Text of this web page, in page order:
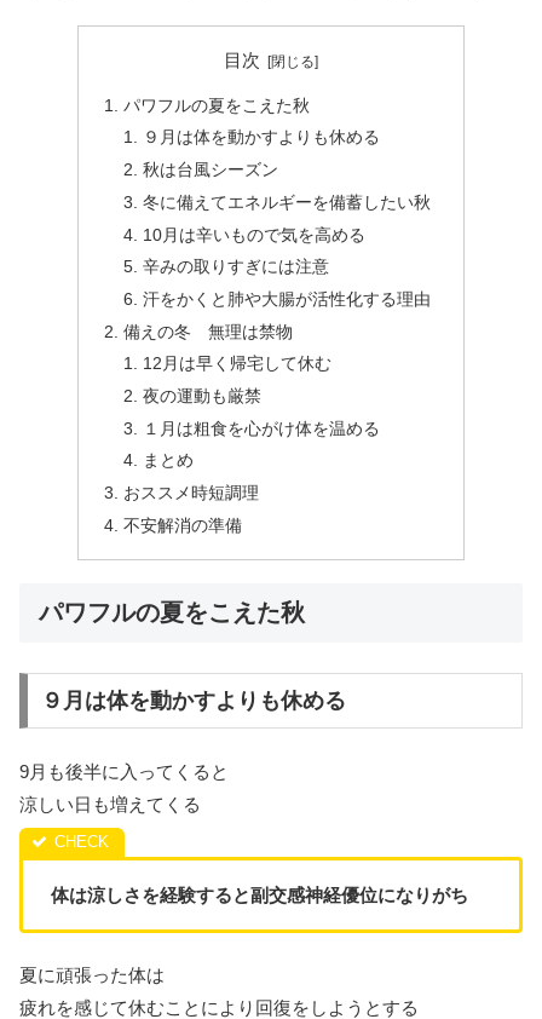
目次
パワフルの夏をこえた秋
９月は体を動かすよりも休める
秋は台風シーズン
冬に備えてエネルギーを備蓄したい秋
10月は辛いもので気を高める
辛みの取りすぎには注意
汗をかくと肺や大腸が活性化する理由
備えの冬 無理は禁物
12月は早く帰宅して休む
夜の運動も厳禁
１月は粗食を心がけ体を温める
まとめ
おススメ時短調理
不安解消の準備
パワフルの夏をこえた秋
９月は体を動かすよりも休める
9月も後半に入ってくると
涼しい日も増えてくる
体は涼しさを経験すると副交感神経優位になりがち
夏に頑張った体は
疲れを感じて休むことにより回復をしようとする